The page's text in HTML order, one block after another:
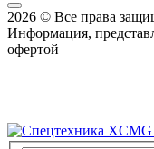
2026 © Все права
Информация,
офертой